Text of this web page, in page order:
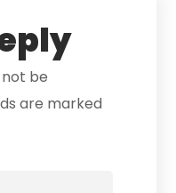
be
are marked